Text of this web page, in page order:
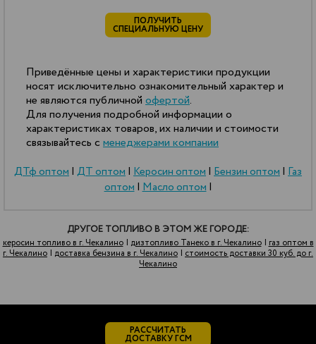
ПОЛУЧИТЬ
СПЕЦИАЛЬНУЮ ЦЕНУ
Приведённые цены и характеристики продукции
носят исключительно ознакомительный характер и
не являются публичной офертой.
Для получения подробной информации о
характеристиках товаров, их наличии и стоимости
связывайтесь с менеджерами компании
ДТф оптом| ДТ оптом| Керосин оптом| Бензин оптом| Газ
оптом|Масло оптом|
ДРУГОЕ ТОПЛИВО В ЭТОМ ЖЕ ГОРОДЕ:
керосин топливо в г. Чекалино| дизтопливо Танеко в г. Чекалино| газ оптом в
г. Чекалино | доставка бензина в г. Чекалино | стоимость доставки 30 куб. до г.
Чекалино
РАССЧИТАТЬ
ДОСТАВКУ ГСМ